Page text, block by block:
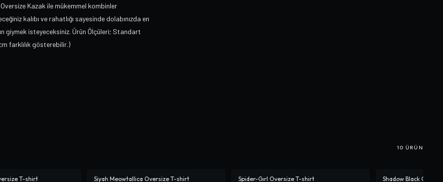
Kazak ile mükemmel kombinler
kalıbı ve rahatlığı sayesinde dolabınızda en
giymek isteyeceksiniz. Ürün Ölçüleri; Standart
farklılık gösterebilir.)
10 ÜRÜN
T-shirt -%10
Siyah Meowtallica Oversize T-shirt -%10
Spider-Gırl Oversize T-shirt -%10
Shadow Black